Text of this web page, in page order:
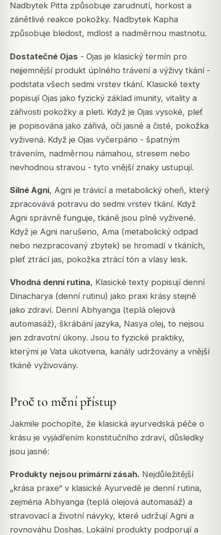
Nadbytek Pitta způsobuje zarudnutí, horkost a
zánětlivé reakce pokožky. Nadbytek Kapha
způsobuje bledost, mdlost a nadměrnou mastnotu.
Dostatečné Ojas - Ojas je klasický termín pro
nejjemnější produkt úplného trávení a výživy tkání -
podstata všech sedmi vrstev tkání. Klasické texty
popisují Ojas jako fyzický základ imunity, vitality a
zářivosti pokožky a pleti. Když je Ojas vysoké, pleť
je popisována jako zářivá, oči jasné a čisté, pokožka
vyživená. Když je Ojas vyčerpáno - špatným
trávením, nadměrnou námahou, stresem nebo
nevhodnou stravou - tyto vnější znaky ustupují.
Silné Agni, Agni je trávicí a metabolický oheň, který
zpracovává potravu do sedmi vrstev tkání. Když
Agni správně funguje, tkáně jsou plně vyživené.
Když je Agni narušeno, Ama (metabolický odpad
nebo nezpracovaný zbytek) se hromadí v tkáních,
pleť ztrácí jas, pokožka ztrácí tón a vlasy lesk.
Vhodná denní rutina, Klasické texty popisují denní
Dinacharya (denní rutinu) jako praxi krásy stejně
jako zdraví. Denní Abhyanga (teplá olejová
automasáž), škrábání jazyka, Nasya olej, to nejsou
jen zdravotní úkony. Jsou to fyzické praktiky,
kterými je Vata ukotvena, kanály udržovány a vnější
tkáně vyživovány.
Proč to mění přístup
Jakmile pochopíte, že klasická ayurvedská péče o
krásu je vyjádřením konstitučního zdraví, důsledky
jsou jasné:
Produkty nejsou primární zásah. Nejdůležitější
„krása praxe“ v klasické Ayurvedě je denní rutina,
zejména Abhyanga (teplá olejová automasáž) a
stravovací a životní návyky, které udržují Agni a
rovnováhu Doshas. Lokální produkty podporují a